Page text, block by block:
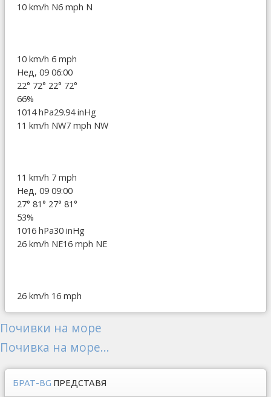
10 km/h N6 mph N
10 km/h 6 mph
Нед, 09 06:00
22° 72° 22° 72°
66%
1014 hPa29.94 inHg
11 km/h NW7 mph NW
11 km/h 7 mph
Нед, 09 09:00
27° 81° 27° 81°
53%
1016 hPa30 inHg
26 km/h NE16 mph NE
26 km/h 16 mph
Почивки на море
Почивка на море...
БРАТ-BG ПРЕДСТАВЯ